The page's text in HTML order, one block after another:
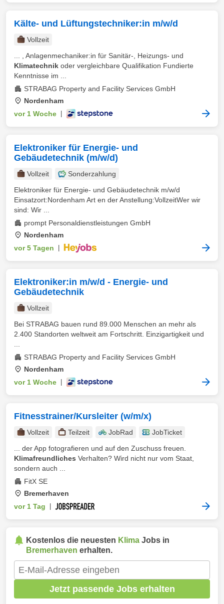
Kälte- und Lüftungstechniker:in m/w/d
Vollzeit
... , Anlagenmechaniker:in für Sanitär-, Heizungs- und
Klimatechnik oder vergleichbare Qualifikation Fundierte
Kenntnisse im ...
STRABAG Property and Facility Services GmbH
Nordenham
vor 1 Woche
Elektroniker für Energie- und
Gebäudetechnik (m/w/d)
Vollzeit
Sonderzahlung
Elektroniker für Energie- und Gebäudetechnik m/w/d
Einsatzort:Nordenham Art en der Anstellung:VollzeitWer wir
sind: Wir ...
prompt Personaldienstleistungen GmbH
Nordenham
vor 5 Tagen
Elektroniker:in m/w/d - Energie- und
Gebäudetechnik
Vollzeit
Bei STRABAG bauen rund 89.000 Menschen an mehr als
2.400 Standorten weltweit am Fortschritt. Einzigartigkeit und
STRABAG Property and Facility Services GmbH
Nordenham
vor 1 Woche
Fitnesstrainer/Kursleiter (w/m/x)
Vollzeit Teilzeit JobRad
JobTicket
... der App fotografieren und auf den Zuschuss freuen.
Klimafreundliches Verhalten? Wird nicht nur vom Staat,
sondern auch ...
FitX SE
Bremerhaven
vor 1 Tag
Kostenlos die neuesten Klima Jobs in
Bremerhaven erhalten.
Jetzt passende Jobs erhalten